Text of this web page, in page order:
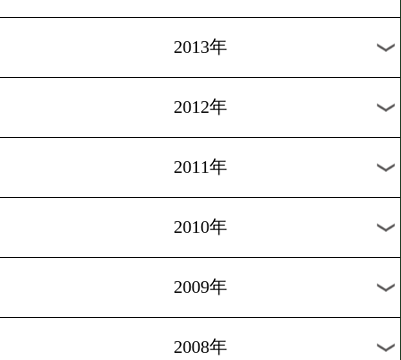
2020年
2019年
2018年